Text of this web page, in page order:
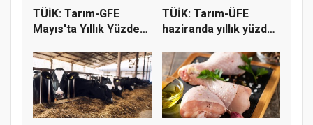
TÜİK: Tarım-GFE
Mayıs'ta Yıllık Yüzde
TÜİK: Tarım-ÜFE
haziranda yıllık yüzde